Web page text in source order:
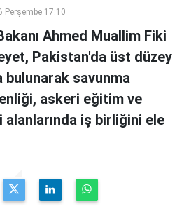
Perşembe 17:10
Ahmed Muallim Fiki
Pakistan'da üst düzey
savunma
askeri eğitim ve
iş birliğini ele